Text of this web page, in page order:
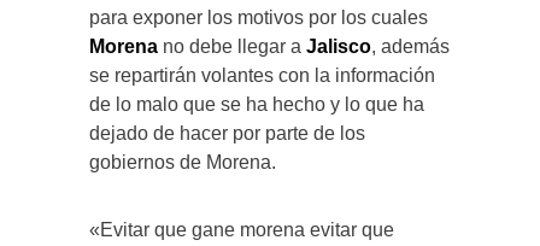
para exponer los motivos por los cuales
Morena no debe llegar a Jalisco, además
se repartirán volantes con la información
de lo malo que se ha hecho y lo que ha
dejado de hacer por parte de los
gobiernos de Morena.
«Evitar que gane morena evitar que